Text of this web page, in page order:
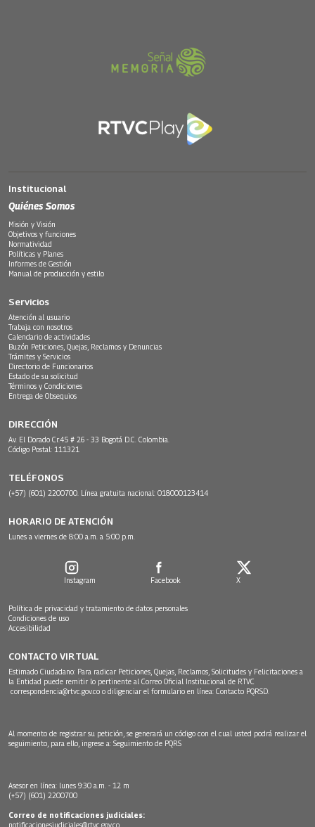
Institucional
Quiénes Somos
Misión y Visión
Objetivos y funciones
Normatividad
Políticas y Planes
Informes de Gestión
Manual de producción y estilo
Servicios
Atención al usuario
Trabaja con nosotros
Calendario de actividades
Buzón Peticiones, Quejas, Reclamos y Denuncias
Trámites y Servicios
Directorio de Funcionarios
Estado de su solicitud
Términos y Condiciones
Entrega de Obsequios
DIRECCIÓN
Av. El Dorado Cr.45 # 26 - 33 Bogotá D.C. Colombia.
Código Postal: 111321
TELÉFONOS
(+57) (601) 2200700. Línea gratuita nacional: 018000123414
HORARIO DE ATENCIÓN
Lunes a viernes de 8:00 a.m. a 5:00 p.m.
Instagram Facebook X
Política de privacidad y tratamiento de datos personales
Condiciones de uso
Accesibilidad
CONTACTO VIRTUAL
Estimado Ciudadano: Para radicar Peticiones, Quejas, Reclamos, Solicitudes y Felicitaciones a
la Entidad puede remitir lo pertinente al Correo Oficial Institucional de RTVC
correspondencia@rtvc.gov.co o diligenciar el formulario en línea: Contacto PQRSD.
Al momento de registrar su petición, se generará un código con el cual usted podrá realizar el
seguimiento, para ello, ingrese a: Seguimiento de PQRS
Asesor en línea: lunes 9:30 a.m. - 12 m
(+57) (601) 2200700
Correo de notificaciones judiciales:
notificacionesjudiciales@rtvc.gov.co